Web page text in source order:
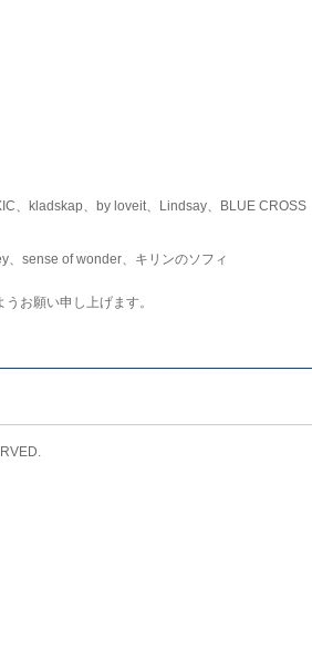
、kladskap、by loveit、Lindsay、BLUE CROSS
sense of wonder、キリンのソフィ
お願い申し上げます。